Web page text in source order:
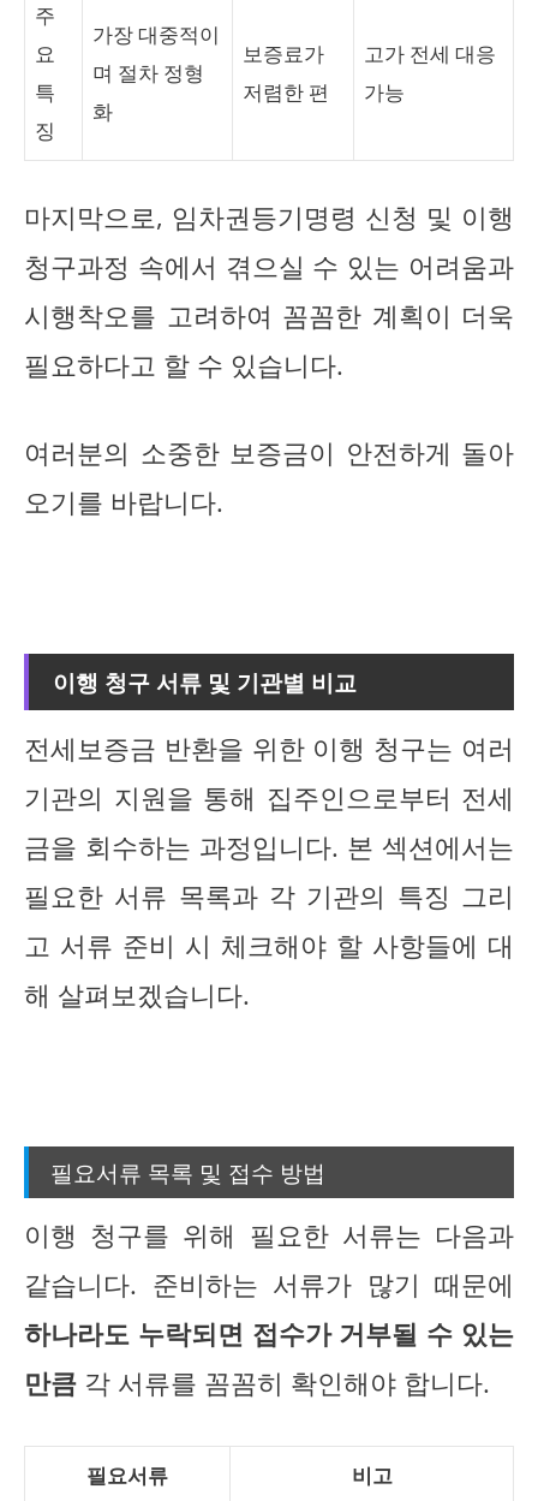
주
요
특
징
가장 대중적이
며 절차 정형
화
보증료가
저렴한 편
고가 전세 대응
가능
마지막으로, 임차권등기명령 신청 및 이행
청구과정 속에서 겪으실 수 있는 어려움과
시행착오를 고려하여 꼼꼼한 계획이 더욱
필요하다고 할 수 있습니다.
여러분의 소중한 보증금이 안전하게 돌아
오기를 바랍니다.
이행 청구 서류 및 기관별 비교
전세보증금 반환을 위한 이행 청구는 여러
기관의 지원을 통해 집주인으로부터 전세
금을 회수하는 과정입니다. 본 섹션에서는
필요한 서류 목록과 각 기관의 특징 그리
고 서류 준비 시 체크해야 할 사항들에 대
해 살펴보겠습니다.
필요서류 목록 및 접수 방법
이행 청구를 위해 필요한 서류는 다음과
같습니다. 준비하는 서류가 많기 때문에
하나라도 누락되면 접수가 거부될 수 있는
만큼 각 서류를 꼼꼼히 확인해야 합니다.
필요서류 비고